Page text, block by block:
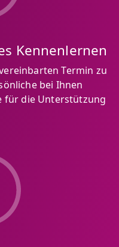
Kennenlernen
Termin zu
bei Ihnen
für die Unterstützung